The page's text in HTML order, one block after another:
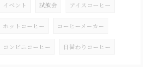
イベント 試飲会 アイスコーヒー
ホットコーヒー コーヒーメーカー
コンビニコーヒー 日替わりコーヒー